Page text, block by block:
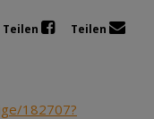
Teilen
Teilen
182707?